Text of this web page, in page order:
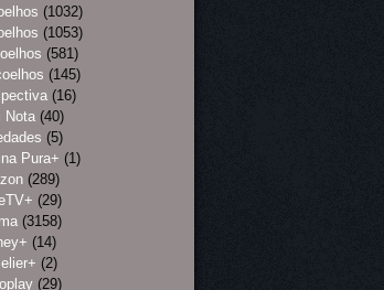
(1032)
(1053)
(581)
(145)
(16)
Nota (40)
(5)
Pura+ (1)
(289)
(29)
(3158)
(14)
(2)
(29)